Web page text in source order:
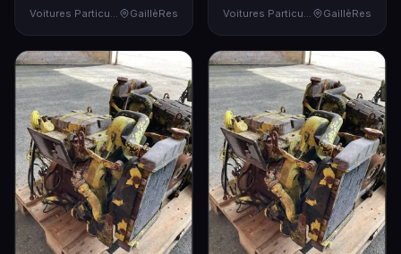
Voitures Particulières
GaillèRes
Voitures Particulières
GaillèRes